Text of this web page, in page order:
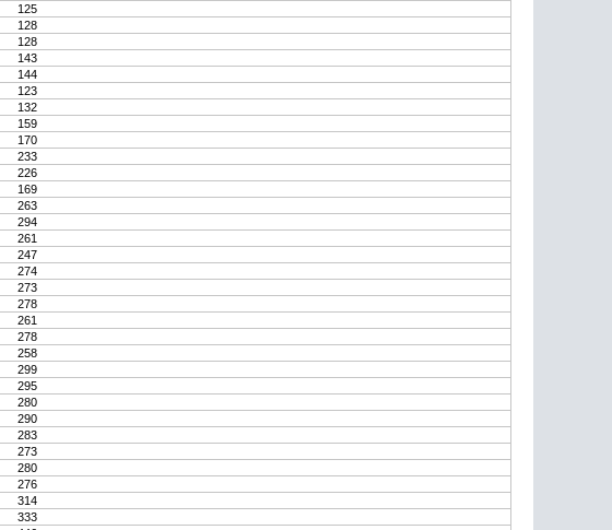
125
128
128
143
144
123
132
159
170
233
226
169
263
294
261
247
274
273
278
261
278
258
299
295
280
290
283
273
280
276
314
333